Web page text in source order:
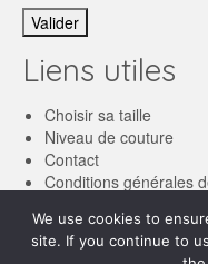
Liens utiles
Choisir sa taille
Niveau de couture
Contact
Conditions générales
We use cookies to
site. If you continue to